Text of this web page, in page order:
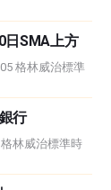
日SMA上方
格林威治標準
行
林威治標準時